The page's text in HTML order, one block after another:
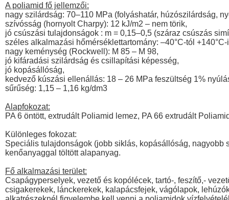
A poliamid fő jellemzői:
nagy szilárdság: 70–110 MPa (folyáshatár, húzószilárdság,
szívósság (hornyolt Charpy): 12 kJ/m2 – nem törik,
jó csúszási tulajdonságok : m = 0,15–0,5 (száraz csúszás
széles alkalmazási hőmérséklettartomány: –40°C-tól +140°C-
nagy keménység (Rockwell): M 85 – M 98,
jó kifáradási szilárdság és csillapítási képesség,
jó kopásállóság,
kedvező kúszási ellenállás: 18 – 26 MPa feszültség 1%
sűrűség: 1,15 – 1,16 kg/dm3
Alapfokozat:
PA 6 öntött, extrudált Poliamid lemez, PA 66 extrudált
Különleges fokozat:
Speciális tulajdonságok (jobb siklás, kopásállóság,
kenőanyaggal töltött alapanyag.
Fő alkalmazási terület:
Csapágyperselyek, vezető és kopólécek, tartó-, feszítő,-
csigakerekek, lánckerekek, kalapácsfejek, vágólapok,